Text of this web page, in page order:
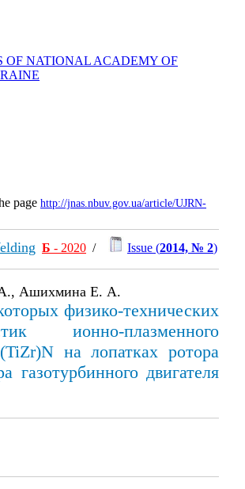
OF NATIONAL ACADEMY OF
page http://jnas.nbuv.gov.ua/article/UJRN-
Б - 2020 / Issue (2014, № 2)
Ашихмина Е. А.
физико-технических
ионно-плазменного
на лопатках ротора
газотурбинного двигателя